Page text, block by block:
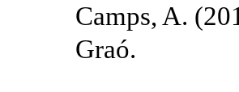
Camps, A.
Graó.